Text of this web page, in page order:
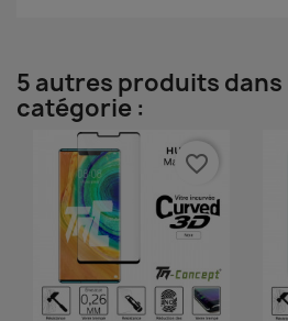
5 autres produits dans
catégorie :
favorite_border